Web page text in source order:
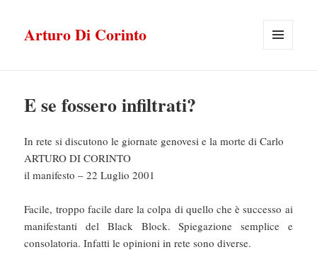
Arturo Di Corinto
E se fossero infiltrati?
In rete si discutono le giornate genovesi e la morte di Carlo
ARTURO DI CORINTO
il manifesto – 22 Luglio 2001
Facile, troppo facile dare la colpa di quello che è successo ai
manifestanti del Black Block. Spiegazione semplice e
consolatoria. Infatti le opinioni in rete sono diverse.